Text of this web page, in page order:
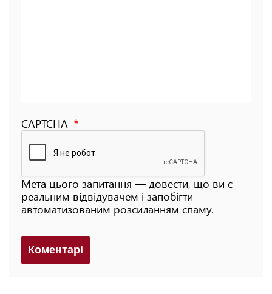
CAPTCHA
Мета цього запитання — довести, що ви є
реальним відвідувачем і запобігти
автоматизованим розсиланням спаму.
Коментарi